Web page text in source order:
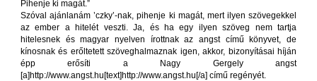
Pihenje ki magát.”
Szóval ajánlanám ’czky’-nak, pihenje ki magát, mert ilyen szövegekkel
az ember a hitelét veszti. Ja, és ha egy ilyen szöveg nem tartja
hitelesnek és magyar nyelven írottnak az angst című könyvet, de
kínosnak és erőltetett szöveghalmaznak igen, akkor, bizonyításai híján
épp erősíti a Nagy Gergely angst
[a]http://www.angst.hu[text]http://www.angst.hu[/a] című regényét.